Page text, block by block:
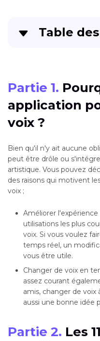
Table
Partie 2. Les 11
pour Mac de l'année
Partie 3
Conclusion
Partie 1.
application
voix ?
Bien qu'il n'y ait aucune
peut être drôle ou
artistique. Vous pouvez
des raisons qui motivent
voix ;
Améliorer
utilisations les plus
voix. Si vous voulez
temps réel, un
vous être utile.
Changer de voix en
assez courant
amis, changer de
aussi une bonne idée
Partie 2. Les